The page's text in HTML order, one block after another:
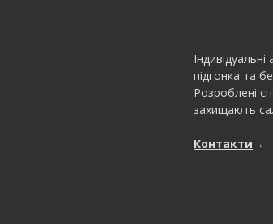
підгонка та
Розроблені
захищають
Контакти→